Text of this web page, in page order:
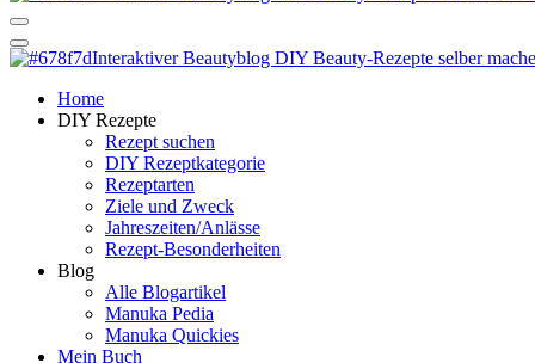
Manuka Magic – Natürlich schön:
Manuka Magic – Natürlich schön:
Dein persönlicher interaktiver DIY Beautyblog
Home
DIY Rezepte
Rezept suchen
DIY Rezeptkategorie
Rezeptarten
Ziele und Zweck
Jahreszeiten/Anlässe
Rezept-Besonderheiten
Blog
Alle Blogartikel
Manuka Pedia
Manuka Quickies
Mein Buch